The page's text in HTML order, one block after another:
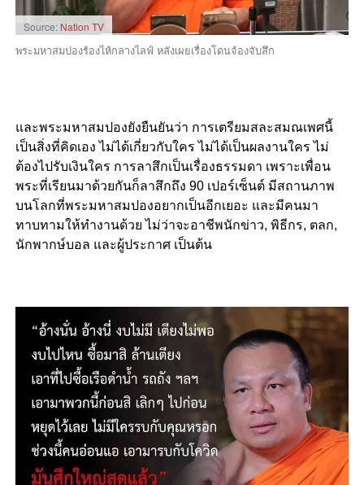
Source: Nation TV
พระมหาสมปองร้องไห้กลางไลฟ์ หลังเผยเรื่องโดนจ้องจับสึก
และพระมหาสมปองยังยืนยันว่า การเตรียมสละสมณเพศนี้
เป็นสิ่งที่คิดเอง ไม่ได้เกี่ยวกับใคร ไม่ได้เป็นผลงานใคร ไม่
ต้องไปรับเงินใคร การลาสึกเป็นเรื่องธรรมดา เพราะเพื่อน
พระที่เรียนมาด้วยกันก็ลาสึกถึง 90 เปอร์เซ็นต์ มีสถานภาพ
บนโลกที่พระมหาสมปองอยากเป็นอีกเยอะ และมีคนมา
ทาบทามให้ทำงานด้วย ไม่ว่าจะอาชีพนักข่าว, พิธีกร, ตลก,
นักพากษ์บอล และผู้ประกาศ เป็นต้น